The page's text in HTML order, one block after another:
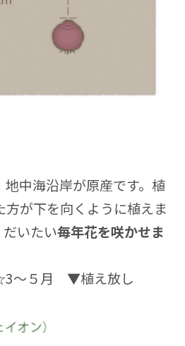
地中海沿岸が原産です。植
方が下を向くように植えま
いたい毎年花を咲かせま
～５月 ▼植え放し